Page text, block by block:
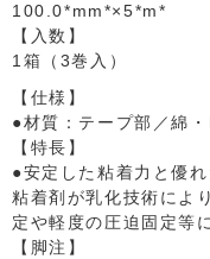
100.0*mm*×5*m*
【入数】
1箱（3巻入）
【仕様】
●材質：テープ部／綿
【特長】
●安定した粘着力と優
粘着剤が乳化技術によ
定や軽度の圧迫固定等
【脚注】